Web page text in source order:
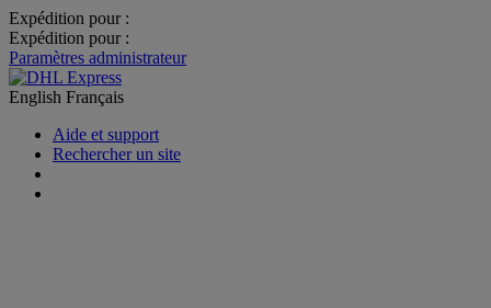
Expédition pour :
Expédition pour :
Paramètres administrateur
English Français
Aide et support
Rechercher un site